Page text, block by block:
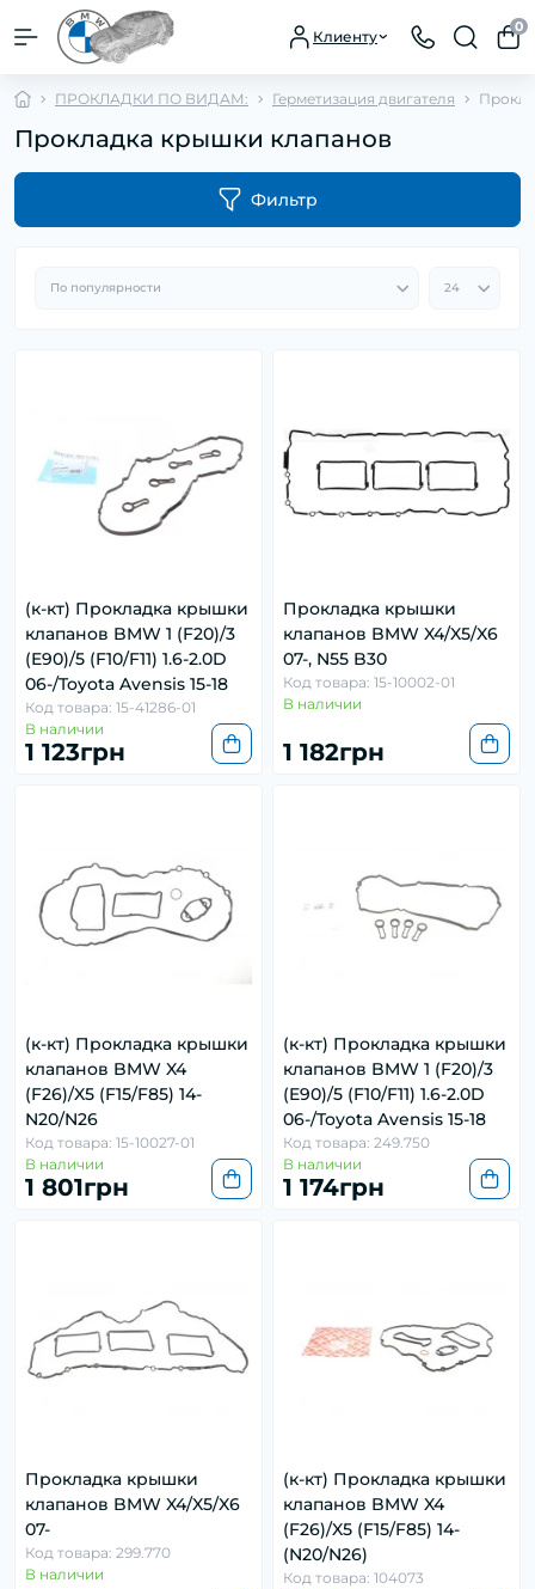
Клиенту
0
ПРОКЛАДКИ ПО ВИДАМ: Герметизация двигателя
Прокладка крышки клапанов
Фильтр
(к-кт) Прокладка крышки
клапанов BMW 1 (F20)/3
(E90)/5 (F10/F11) 1.6-2.0D
06-/Toyota Avensis 15-18
Код товара: 15-41286-01
В наличии
1 123грн
Прокладка крышки
клапанов BMW X4/X5/X6
07-, N55 B30
Код товара: 15-10002-01
В наличии
1 182грн
(к-кт) Прокладка крышки
клапанов BMW X4
(F26)/X5 (F15/F85) 14-
N20/N26
Код товара: 15-10027-01
В наличии
1 801грн
(к-кт) Прокладка крышки
клапанов BMW 1 (F20)/3
(E90)/5 (F10/F11) 1.6-2.0D
06-/Toyota Avensis 15-18
Код товара: 249.750
В наличии
1 174грн
Прокладка крышки
клапанов BMW X4/X5/X6
07-
Код товара: 299.770
В наличии
(к-кт) Прокладка крышки
клапанов BMW X4
(F26)/X5 (F15/F85) 14-
(N20/N26)
Код товара: 104073